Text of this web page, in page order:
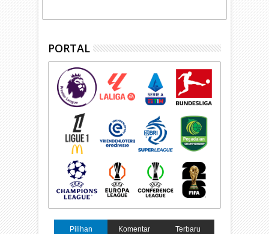
PORTAL
Pilihan Komentar Terbaru